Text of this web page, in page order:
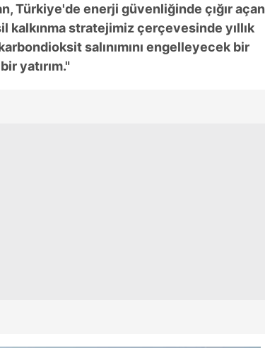
Türkiye'de enerji güvenliğinde çığır açan
kalkınma stratejimiz çerçevesinde yıllık
salınımını engelleyecek bir
yatırım."